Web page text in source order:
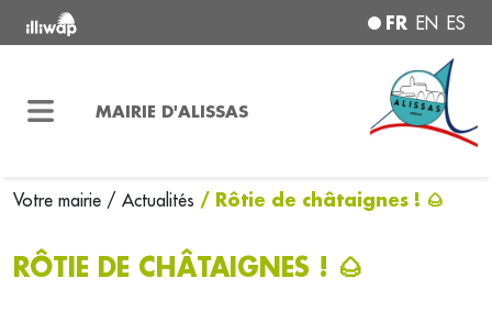
FR EN ES
MAIRIE D'ALISSAS
Votre mairie / Actualités / Rôtie de châtaignes ! 🌰
RÔTIE DE CHÂTAIGNES ! 🌰